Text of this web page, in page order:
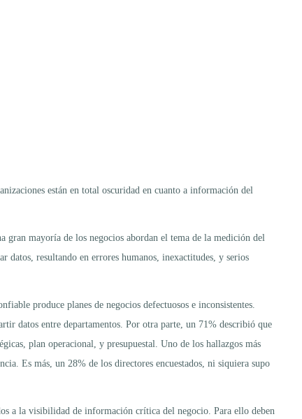
están en total oscuridad en cuanto a información del
gran mayoría de los negocios abordan el tema de la medición del
datos, resultando en errores humanos, inexactitudes, y serios
produce planes de negocios defectuosos e inconsistentes.
datos entre departamentos. Por otra parte, un 71% describió que
plan operacional, y presupuestal. Uno de los hallazgos más
Es más, un 28% de los directores encuestados, ni siquiera supo
a la visibilidad de información crítica del negocio. Para ello deben